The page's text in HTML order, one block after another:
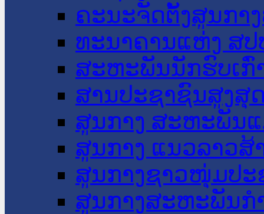
ຄະນະຈັດຕັ້ງສູນກາ
ທະນາຄານແຫ່ງ ສປ
ສະຫະພັນນັກຮົບເກົ່
ສານປະຊາຊົນສູງສຸ
ສູນກາງ ສະຫະພັນ
ສູນກາງ ແນວລາວສ້
ສູນກາງຊາວໜຸ່ມປະ
ສູນກາງສະຫະພັນກ